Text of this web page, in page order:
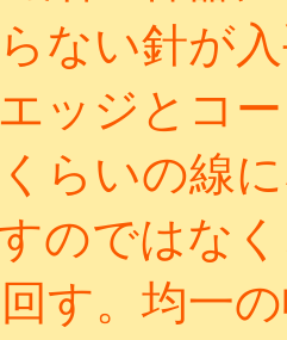
ない針が
ッジとコ
らいの線
のではな
す。均一